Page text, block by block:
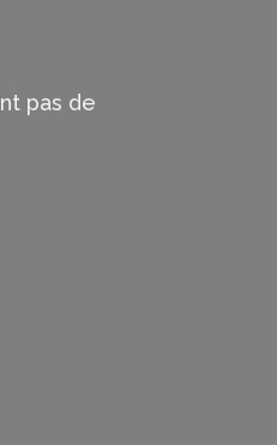
pas de